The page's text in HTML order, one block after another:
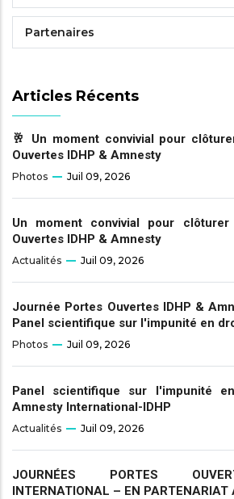
Partenaires
Articles Récents
🥂 Un moment convivial pour
Ouvertes IDHP & Amnesty
Photos Juil 09, 2026
Un moment convivial pour
Ouvertes IDHP & Amnesty
Actualités Juil 09, 2026
Journée Portes Ouvertes IDHP &
Panel scientifique sur l'impunité en
Photos Juil 09, 2026
Panel scientifique sur l'impunité
Amnesty International-IDHP
Actualités Juil 09, 2026
JOURNÉES PORTES
INTERNATIONAL – EN PARTENARIAT